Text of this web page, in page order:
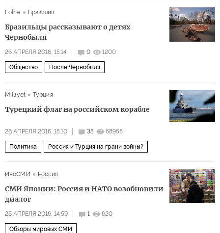
Folha Бразилия
Бразильцы рассказывают о детях
Чернобыля
26 АПРЕЛЯ 2016, 15:14 0 1200
Общество После Чернобыля
Milliyet Турция
Турецкий флаг на российском корабле
26 АПРЕЛЯ 2016, 15:10 35 68958
Политика Россия и Турция на грани войны?
ИноСМИ Россия
СМИ Японии: Россия и НАТО возобновили
диалог
26 АПРЕЛЯ 2016, 14:59 1 620
Обзоры мировых СМИ